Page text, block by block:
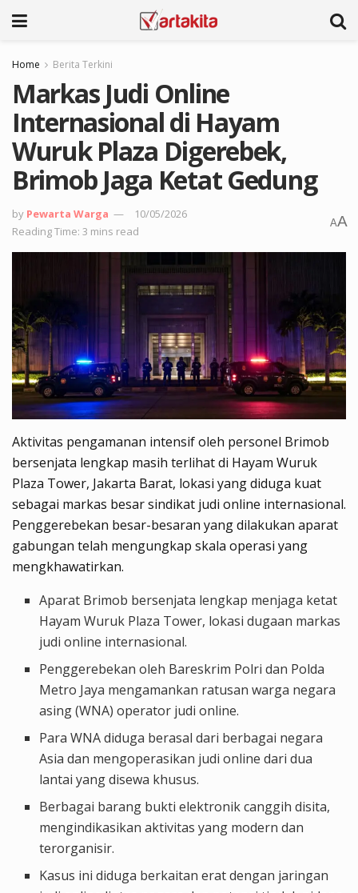
Home Berita Terkini
Markas Judi Online
Internasional di Hayam
Wuruk Plaza Digerebek,
Brimob Jaga Ketat Gedung
by Pewarta Warga
10/05/2026
Reading Time: 3 mins read
AA
Aktivitas pengamanan intensif oleh personel Brimob
bersenjata lengkap masih terlihat di Hayam Wuruk
Plaza Tower, Jakarta Barat, lokasi yang diduga kuat
sebagai markas besar sindikat judi online internasional.
Penggerebekan besar-besaran yang dilakukan aparat
gabungan telah mengungkap skala operasi yang
mengkhawatirkan.
Aparat Brimob bersenjata lengkap menjaga ketat
Hayam Wuruk Plaza Tower, lokasi dugaan markas
judi online internasional.
Penggerebekan oleh Bareskrim Polri dan Polda
Metro Jaya mengamankan ratusan warga negara
asing (WNA) operator judi online.
Para WNA diduga berasal dari berbagai negara
Asia dan mengoperasikan judi online dari dua
lantai yang disewa khusus.
Berbagai barang bukti elektronik canggih disita,
mengindikasikan aktivitas yang modern dan
terorganisir.
Kasus ini diduga berkaitan erat dengan jaringan